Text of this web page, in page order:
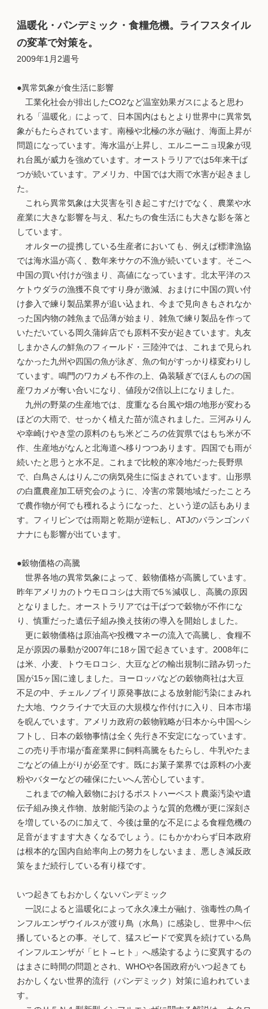
温暖化・パンデミック・食糧危機。ライフスタイル
の変革で対策を。
2009年1月2週号
●異常気象が食生活に影響
工業化社会が排出したCO2など温室効果ガスによると思わ
れる「温暖化」によって、日本国内はもとより世界中に異常気
象がもたらされています。南極や北極の氷が融け、海面上昇が
問題になっています。海水温が上昇し、エルニーニョ現象が現
れ台風が威力を強めています。オーストラリアでは5年来干ば
つが続いています。アメリカ、中国では大雨で水害が起きまし
た。
これら異常気象は大災害を引き起こすだけでなく、農業や水
産業に大きな影響を与え、私たちの食生活にも大きな影を落と
しています。
オルターの提携している生産者においても、例えば標津漁協
では海水温が高く、数年来サケの不漁が続いています。そこへ
中国の買い付けが強まり、高値になっています。北太平洋のス
ケトウダラの漁獲不良ですり身が激減、おまけに中国の買い付
け参入で練り製品業界が追い込まれ、今まで見向きもされなか
った国内物の雑魚まで品薄が始まり、雑魚で練り製品を作って
いただいている岡久蒲鉾店でも原料不安が起きています。丸友
しまかさんの鮮魚のフィールド・三陸沖では、これまで見られ
なかった九州や四国の魚が泳ぎ、魚の旬がすっかり様変わりし
ています。鳴門のワカメも不作の上、偽装騒ぎでほんものの国
産ワカメが奪い合いになり、値段が2倍以上になりました。
九州の野菜の生産地では、度重なる台風や畑の地形が変わる
ほどの大雨で、せっかく植えた苗が流されました。三河みりん
や幸崎けやき堂の原料のもち米どころの佐賀県ではもち米が不
作、生産地がなんと北海道へ移りつつあります。四国でも雨が
続いたと思うと水不足。これまで比較的寒冷地だった長野県
で、白鳥さんはりんごの病気発生に悩まされています。山形県
の白鷹農産加工研究会のように、冷害の常襲地域だったことろ
で農作物が何でも穫れるようになった、という逆の話もありま
す。フィリピンでは雨期と乾期が逆転し、ATJのバランゴンバ
ナナにも影響が出ています。
●穀物価格の高騰
世界各地の異常気象によって、穀物価格が高騰しています。
昨年アメリカのトウモロコシは大雨で5％減収し、高騰の原因
となりました。オーストラリアでは干ばつで穀物が不作にな
り、慎重だった遺伝子組み換え技術の導入を開始しました。
更に穀物価格は原油高や投機マネーの流入で高騰し、食糧不
足が原因の暴動が2007年に18ヶ国で起きています。2008年に
は米、小麦、トウモロコシ、大豆などの輸出規制に踏み切った
国が15ヶ国に達しました。ヨーロッパなどの穀物商社は大豆
不足の中、チェルノブイリ原発事故による放射能汚染にまみれ
た大地、ウクライナで大豆の大規模な作付けに入り、日本市場
を睨んでいます。アメリカ政府の穀物戦略が日本から中国へシ
フトし、日本の穀物事情は全く先行き不安定になっています。
この売り手市場が畜産業界に飼料高騰をもたらし、牛乳やたま
ごなどの値上がりが必至です。既にお菓子業界では原料の小麦
粉やバターなどの確保にたいへん苦心しています。
これまでの輸入穀物におけるポストハーベスト農薬汚染や遺
伝子組み換え作物、放射能汚染のような質的危機が更に深刻さ
を増しているのに加えて、今後は量的な不足による食糧危機の
足音がますます大きくなるでしょう。にもかかわらず日本政府
は根本的な国内自給率向上の努力をしないまま、悪しき減反政
策をまだ続行している有り様です。
いつ起きてもおかしくないパンデミック
一説によると温暖化によって永久凍土が融け、強毒性の鳥イ
ンフルエンザウイルスが渡り鳥（水鳥）に感染し、世界中へ伝
播しているとの事。そして、猛スピードで変異を続けている鳥
インフルエンザが「ヒト→ヒト」へ感染するように変異するの
はまさに時間の問題とされ、WHOや各国政府がいつ起きても
おかしくない世界的流行（パンデミック）対策に追われていま
す。